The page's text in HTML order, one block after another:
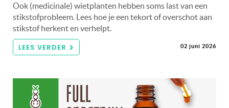
Ook (medicinale) wietplanten hebben soms last van een
stikstofprobleem. Lees hoe je een tekort of overschot aan
stikstof herkent en verhelpt.
LEES VERDER 02 juni 2026